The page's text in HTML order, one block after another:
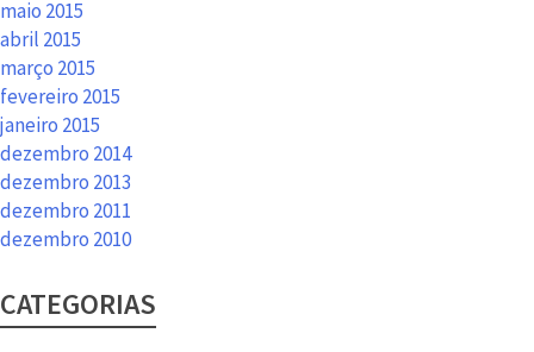
maio 2015
abril 2015
março 2015
fevereiro 2015
janeiro 2015
dezembro 2014
dezembro 2013
dezembro 2011
dezembro 2010
CATEGORIAS